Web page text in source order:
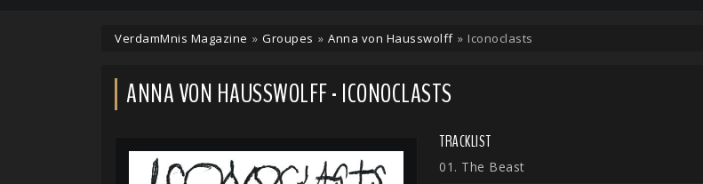
VerdamMnis Magazine » Groupes » Anna von Hausswolff » Iconoclasts
ANNA VON HAUSSWOLFF - ICONOCLASTS
TRACKLIST
01. The Beast